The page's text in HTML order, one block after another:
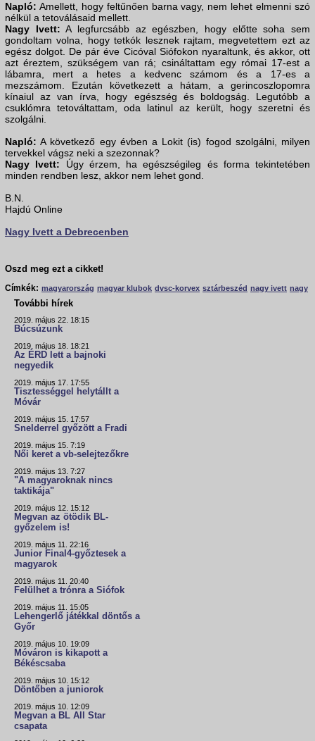
Napló: Amellett, hogy feltűnően barna vagy, nem lehet elmenni szó
nélkül a tetoválásaid mellett.
Nagy Ivett: A legfurcsább az egészben, hogy előtte soha sem
gondoltam volna, hogy tetkók lesznek rajtam, megvetettem ezt az
egész dolgot. De pár éve Cicóval Siófokon nyaraltunk, és akkor, ott
azt éreztem, szükségem van rá; csináltattam egy római 17-est a
lábamra, mert a hetes a kedvenc számom és a 17-es a
mezszámom. Ezután következett a hátam, a gerincoszlopomra
kínaiul az van írva, hogy egészség és boldogság. Legutóbb a
csuklómra tetováltattam, oda latinul az került, hogy szeretni és
szolgálni.
Napló: A következő egy évben a Lokit (is) fogod szolgálni, milyen
tervekkel vágsz neki a szezonnak?
Nagy Ivett: Úgy érzem, ha egészségileg és forma tekintetében
minden rendben lesz, akkor nem lehet gond.
B.N.
Hajdú Online
Nagy Ivett a Debrecenben
Oszd meg ezt a cikket!
Címkék: magyarország magyar klubok dvsc-korvex sztárbeszéd nagy ivett nagy
További hírek
2019. május 22. 18:15
Búcsúzunk
2019. május 18. 18:21
Az ÉRD lett a bajnoki
negyedik
2019. május 17. 17:55
Tisztességgel helytállt a
Móvár
2019. május 15. 17:57
Snelderrel győzött a Fradi
2019. május 15. 7:19
Női keret a vb-selejtezőkre
2019. május 13. 7:27
"A magyaroknak nincs
taktikája"
2019. május 12. 15:12
Megvan az ötödik BL-
győzelem is!
2019. május 11. 22:16
Junior Final4-győztesek a
magyarok
2019. május 11. 20:40
Felülhet a trónra a Siófok
2019. május 11. 15:05
Lehengerlő játékkal döntős a
Győr
2019. május 10. 19:09
Móváron is kikapott a
Békéscsaba
2019. május 10. 15:12
Döntőben a juniorok
2019. május 10. 12:09
Megvan a BL All Star
csapata